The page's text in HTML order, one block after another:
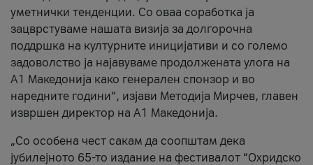
уметнички тенденции. Со оваа соработка ја
зацврстуваме нашата визија за долгорочна
поддршка на културните иницијативи и со големо
задоволство ја најавуваме продолжената улога на
A1 Македонија како генерален спонзор и во
наредните години“, изјави Методија Мирчев, главен
извршен директор на A1 Македонија.
„Со особена чест сакам да соопштам дека
јубилејното 65-то издание на фестивалот “Охридско